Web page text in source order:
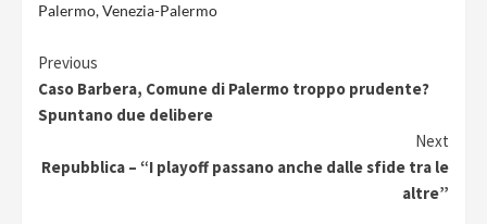
Palermo,Venezia-Palermo
Continue
Reading
Previous
Caso Barbera, Comune di Palermo troppo prudente?
Spuntano due delibere
Next
Repubblica – “I playoff passano anche dalle sfide tra le
altre”